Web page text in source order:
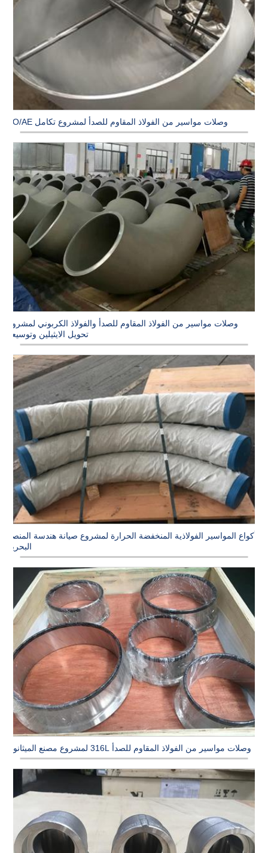
وصلات مواسير من الفولاذ المقاوم للصدأ لمشروع تكامل PO/AE
وصلات مواسير من الفولاذ المقاوم للصدأ والفولاذ الكربوني لمشروع
تحويل الايثيلين وتوسيعه
أكواع المواسير الفولاذية المنخفضة الحرارة لمشروع صيانة هندسة المنصة
البحرية
وصلات مواسير من الفولاذ المقاوم للصدأ 316L لمشروع مصنع الميثانول